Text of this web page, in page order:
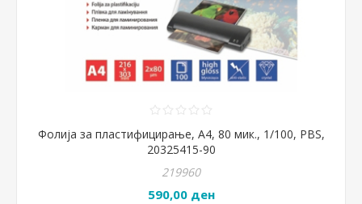
Фолија за пластифицирање, А4, 80 мик., 1/100, PBS,
20325415-90
219960
590,00 ден